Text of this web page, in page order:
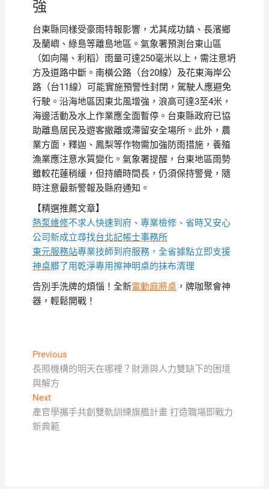
強
台東縣同樣受豪雨特報影響，尤其成功鎮、長濱鄉
及蘭嶼、綠島等離島地區。氣象署預測台東山區
（如向陽、利稻）雨量可達250毫米以上，需注意坍
方及道路中斷。南橫公路（台20線）及花東海岸公
路（台11線）可能實施預警性封閉，駕駛人應避免
行駛。沿海地區因東北風增強，浪高可達3至4米，
海邊活動及水上作業應全面暫停。台東縣政府已協
助離島居民及遊客撤離或滯留安全場所。此外，農
業方面，釋迦、鳳梨等作物需加強防雨措施，養殖
漁業應注意水質變化。氣象署提醒，台東地區雨勢
雖較花蓮稍緩，但持續時間長，仍須保持警覺，隨
時注意最新警報及縣府通知。
【精選推薦文章】
熱泵維修不求人快速到府、專業檢修、省時又安心
公司新成立尋找台北記帳士事務所
東元服務站專業技師到府服務，全省據點立即支援
神桌髒了用乾淨專用擦神明桌的抹布清理
告別手洗牌的煩惱！全新電動麻將桌，牌咖聚會神
器，輕鬆開戰！
文
章
導
覽
PreviousPrevious
post:
長照機構的明天在哪裡？財源與人力雙缺下的困境
與解方
NextNext
post:
產官學攜手共創雙軌訓練旗艦計畫 打造職場即戰力
新典範